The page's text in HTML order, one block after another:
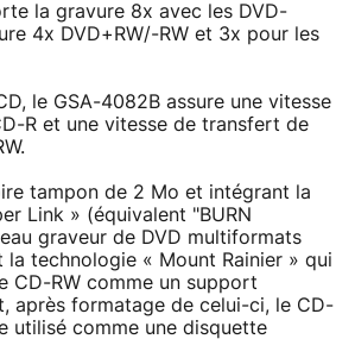
la gravure 8x avec les DVD-
4x DVD+RW/-RW et 3x pour les
le GSA-4082B assure une vitesse
R et une vitesse de transfert de
tampon de 2 Mo et intégrant la
Link » (équivalent "BURN
graveur de DVD multiformats
la technologie « Mount Rainier » qui
CD-RW comme un support
après formatage de celui-ci, le CD-
utilisé comme une disquette